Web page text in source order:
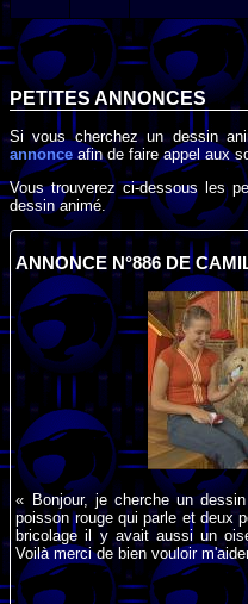
PETITES ANNONCES
Si vous cherchez un dessin
annonce afin de faire appel aux
Vous trouverez ci-dessous les
dessin animé.
ANNONCE N°886 DE
« Bonjour, je cherche un
poisson rouge qui parle et deux
bricolage il y avait aussi un
Voilà merci de bien vouloir